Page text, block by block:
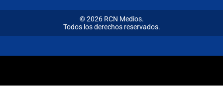
© 2026 RCN Medios.
Todos los derechos reservados.